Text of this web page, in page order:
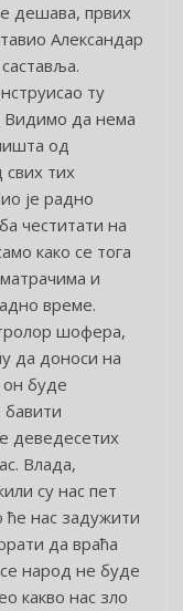
дешава, првих
Александар
ту
Видимо да нема
од
тих
је радно
честитати на
како се тога
и
време.
шофера,
да доноси на
он буде
бавити
деведесетих
Влада,
су нас пет
ће нас задужити
да враћа
народ не буде
какво нас зло